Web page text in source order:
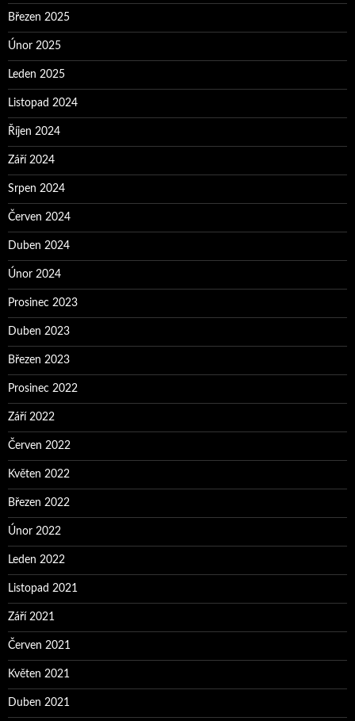
Březen 2025
Únor 2025
Leden 2025
Listopad 2024
Říjen 2024
Září 2024
Srpen 2024
Červen 2024
Duben 2024
Únor 2024
Prosinec 2023
Duben 2023
Březen 2023
Prosinec 2022
Září 2022
Červen 2022
Květen 2022
Březen 2022
Únor 2022
Leden 2022
Listopad 2021
Září 2021
Červen 2021
Květen 2021
Duben 2021